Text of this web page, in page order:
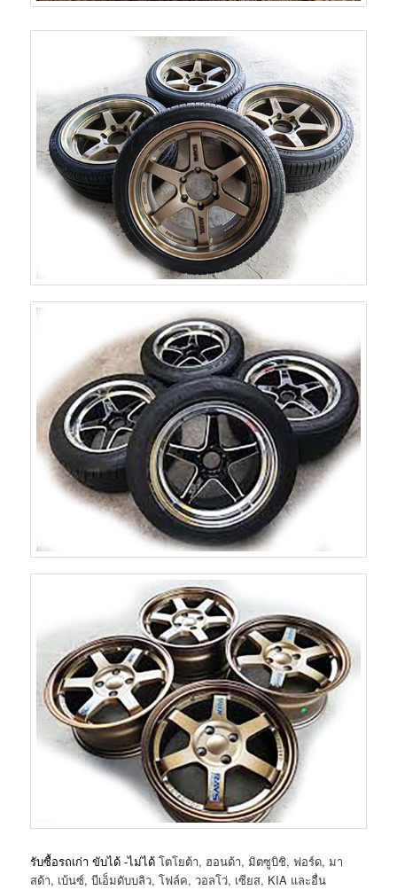
รับซื้อรถเก่า ขับได้ -ไม่ได้ โตโยต้า, ฮอนด้า, มิตซูบิชิ, ฟอร์ด, มา
สด้า, เบ้นซ์, บีเอ็มดับบลิว, โฟล์ค, วอลโว่, เซียส, KIA และอื่น